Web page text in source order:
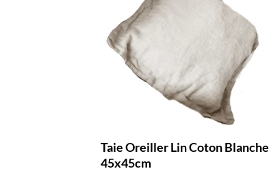
Taie Oreiller Lin Coton Blanche
45x45cm